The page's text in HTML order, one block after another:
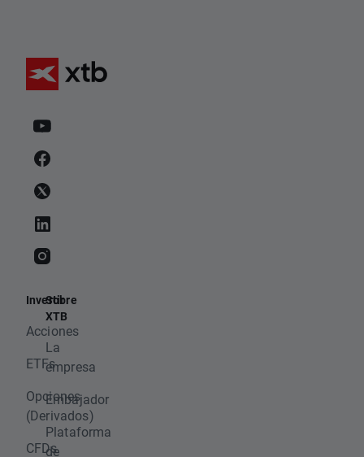
Invertir
Acciones
ETFs
Opciones
(Derivados)
CFDs
Sobre
XTB
La
empresa
Embajador
Plataforma
de